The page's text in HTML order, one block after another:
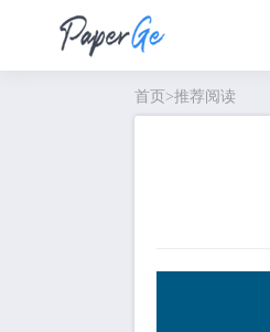
首页 >推荐阅读